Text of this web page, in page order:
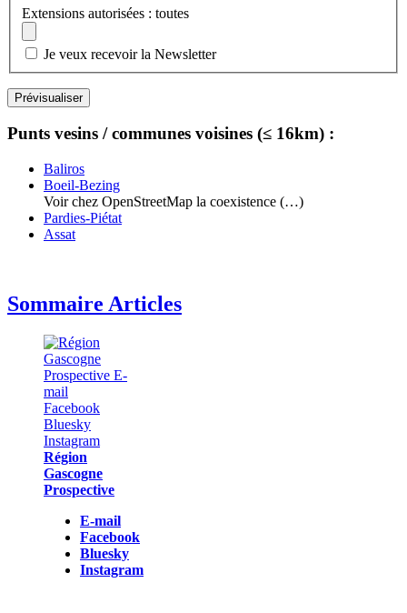
Extensions autorisées : toutes
Je veux recevoir la Newsletter
Punts vesins / communes voisines (≤ 16km) :
Baliros
Boeil-Bezing
Voir chez OpenStreetMap la coexistence (…)
Pardies-Piétat
Assat
Sommaire Articles
Région
Gascogne
Prospective
E-mail
Facebook
Bluesky
Instagram